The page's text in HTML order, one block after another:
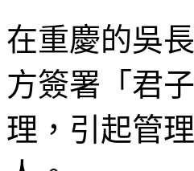
在重慶的吳
方簽署「君
理，引起管